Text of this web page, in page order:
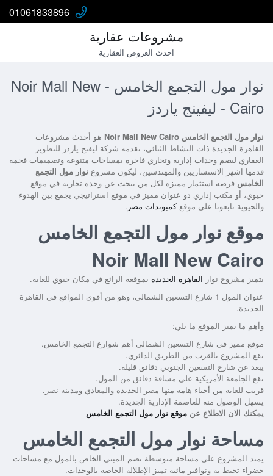
01061833896
مشروعات عقارية
احدث العروض العقارية
نوار مول التجمع الخامس - Noir Mall New
Cairo - ليفينج ياردز
نوار مول التجمع الخامس Noir Mall New Cairo
هو أحدث مشروعات
القاهرة الجديدة ذات النشاط الثنائي، تقدمه شركة ليفنج ياردز للتطوير
العقاري ليضم وحدات إدارية وتجاري فاخرة بمساحات متنوعة وتصميمات فخمة
قدمها اشهر الاستشاريين والمهندسين، ليكون مشروع نوار مول التجمع
الخامس فرصة استثمار مميزة لكل من يبحث عن وحدة تجارية في موقع
حيوي، أو مكتب إداري ذو عنوان مميز في موقع استراتيجي يجمع بين الهدوء
والحيوية تابعونا على موقعكمبوندات مصر .
موقع نوار مول التجمع الخامس
Noir Mall New Cairo
يتميز مشروع نوار القاهرة الجديدة بموقعه الرائع في مكان حيوي للغاية.
عنوان المول 1 شارع التسعين الشمالي، وهو من أقوى المواقع في القاهرة
الجديدة.
وأهم ما يميز الموقع ما يلي:
موقع مميز في شارع التسعين الشمالي أهم شوارع التجمع الخامس.
يقع المشروع بالقرب من الطريق الدائري.
يبعد عن شارع التسعين الجنوبي دقائق قليلة.
تقع الجامعة الأمريكية على مسافة دقائق من المول.
قريب للغاية من أحياء هامة منها مصر الجديدة والمعادي ومدينة نصر.
يسهل الوصول منه للعاصمة الإدارية الجديدة.
يمكنك الان الاطلاع عن موقع نوار مول التجمع الخامس
مساحة نوار مول التجمع الخامس
يمتد المشروع على مساحة متوسطة تضم المبنى الخاص بالمول مع مساحات
خضراء تحيط به ونوافير مائية تميز الإطلالة الخاصة بالوحدات.